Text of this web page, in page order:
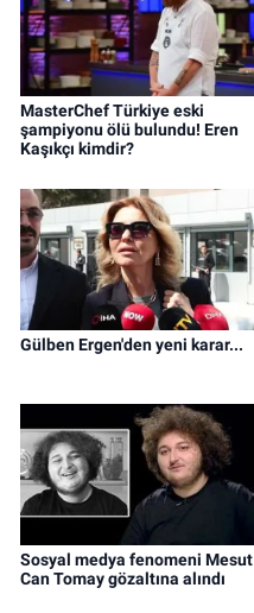
MasterChef Türkiye eski
şampiyonu ölü bulundu! Eren
Kaşıkçı kimdir?
Gülben Ergen'den yeni karar...
Sosyal medya fenomeni Mesut
Can Tomay gözaltına alındı